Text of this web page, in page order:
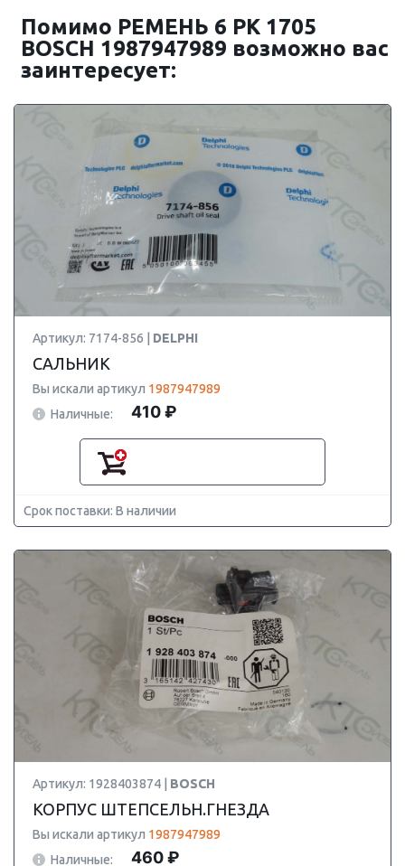
Помимо РЕМЕНЬ 6 PK 1705
BOSCH 1987947989 возможно вас
заинтересует:
Артикул: 7174-856 | DELPHI
САЛЬНИК
Вы искали артикул 1987947989
Наличные:
410 ₽
Срок поставки: В наличии
Артикул: 1928403874 | BOSCH
КОРПУС ШТЕПСЕЛЬН.ГНЕЗДА
Вы искали артикул 1987947989
Наличные:
460 ₽